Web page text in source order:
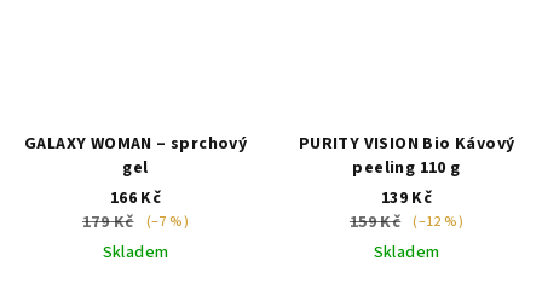
GALAXY WOMAN – sprchový
gel
166 Kč
179 Kč
(–7 %)
Skladem
PURITY VISION Bio Kávový
peeling 110 g
139 Kč
159 Kč (–12 %)
Skladem